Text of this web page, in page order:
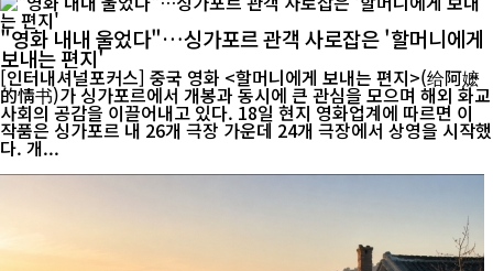
"영화 내내 울었다"…싱가포르 관객 사로잡은 '할머니에게
보내는 편지'
[인터내셔널포커스] 중국 영화 <할머니에게 보내는 편지>(给阿嬷
的情书)가 싱가포르에서 개봉과 동시에 큰 관심을 모으며 해외 화교
사회의 공감을 이끌어내고 있다. 18일 현지 영화업계에 따르면 이
작품은 싱가포르 내 26개 극장 가운데 24개 극장에서 상영을 시작했
다. 개...